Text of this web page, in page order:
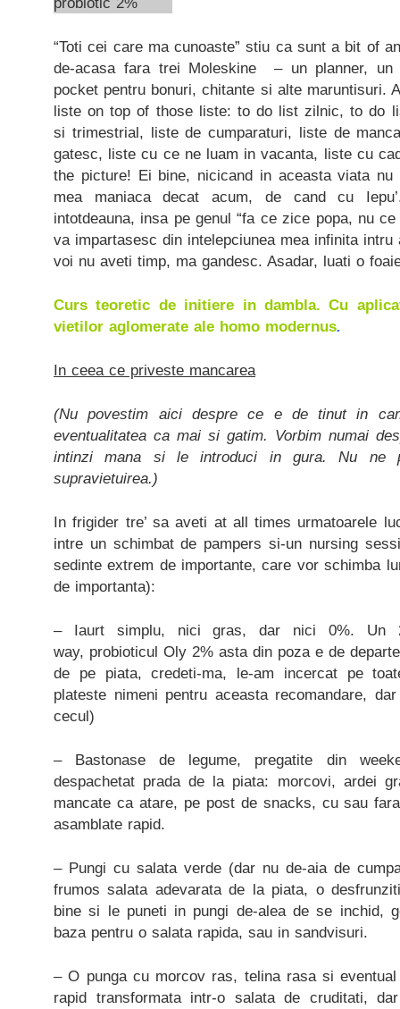
“Toti cei care ma cunoaste” stiu ca sunt a bit of
de-acasa fara trei Moleskine – un planner,
pocket pentru bonuri, chitante si alte maruntisuri.
liste on top of those liste: to do list zilnic, to do
si trimestrial, liste de cumparaturi, liste de
gatesc, liste cu ce ne luam in vacanta, liste cu
the picture! Ei bine, nicicand in aceasta viata
mea maniaca decat acum, de cand cu
intotdeauna, insa pe genul “fa ce zice popa, nu
va impartasesc din intelepciunea mea infinita
voi nu aveti timp, ma gandesc. Asadar, luati o
Curs teoretic de initiere in dambla. Cu
vietilor aglomerate ale homo modernus.
In ceea ce priveste mancarea
(Nu povestim aici despre ce e de tinut in
eventualitatea ca mai si gatim. Vorbim numai
intinzi mana si le introduci in gura. Nu ne
supravietuirea.)
In frigider tre’ sa aveti at all times urmatoarele
intre un schimbat de pampers si-un nursing
sedinte extrem de importante, care vor schimba
de importanta):
– Iaurt simplu, nici gras, dar nici 0%.
way, probioticul Oly 2% asta din poza e de
de pe piata, credeti-ma, le-am incercat pe
plateste nimeni pentru aceasta recomandare,
cecul)
– Bastonase de legume, pregatite din
despachetat prada de la piata: morcovi, ardei
mancate ca atare, pe post de snacks, cu sau
asamblate rapid.
– Pungi cu salata verde (dar nu de-aia de
frumos salata adevarata de la piata, o
bine si le puneti in pungi de-alea de se inchid,
baza pentru o salata rapida, sau in sandvisuri.
– O punga cu morcov ras, telina rasa si
rapid transformata intr-o salata de cruditati,